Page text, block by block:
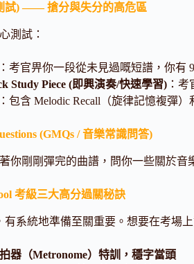
試) —— 搶分與失分的高危區
測試：
：考官畀你一段從未見過嘅短譜，你有
Study Piece (即興演奏/快速學習) ：
：包含 Melodic Recall（旋律記憶複彈
(GMQs / 音樂常識問答)
你剛剛彈完的曲譜，問你一些關於
考級三大高分過關秘訣
系統地準備至關重要。想要在考場
器（Metronome）特訓，穩字當頭